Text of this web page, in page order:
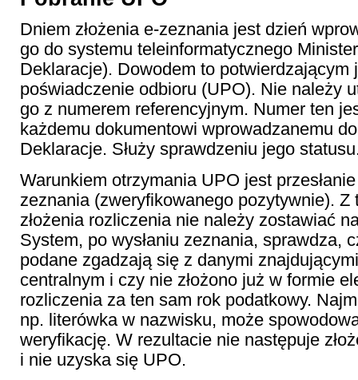
Dniem złożenia e-zeznania jest dzień
go do systemu teleinformatycznego
Deklaracje). Dowodem to potwierdzającym
poświadczenie odbioru (UPO). Nie należy
go z numerem referencyjnym. Numer ten
każdemu dokumentowi wprowadzanemu
Deklaracje. Służy sprawdzeniu jego
Warunkiem otrzymania UPO jest
zeznania (zweryfikowanego pozytywnie). Z
złożenia rozliczenia nie należy zostawiać
System, po wysłaniu zeznania, sprawdza,
podane zgadzają się z danymi
centralnym i czy nie złożono już w formie
rozliczenia za ten sam rok podatkowy.
np. literówka w nazwisku, może
weryfikację. W rezultacie nie następuje
i nie uzyska się UPO.